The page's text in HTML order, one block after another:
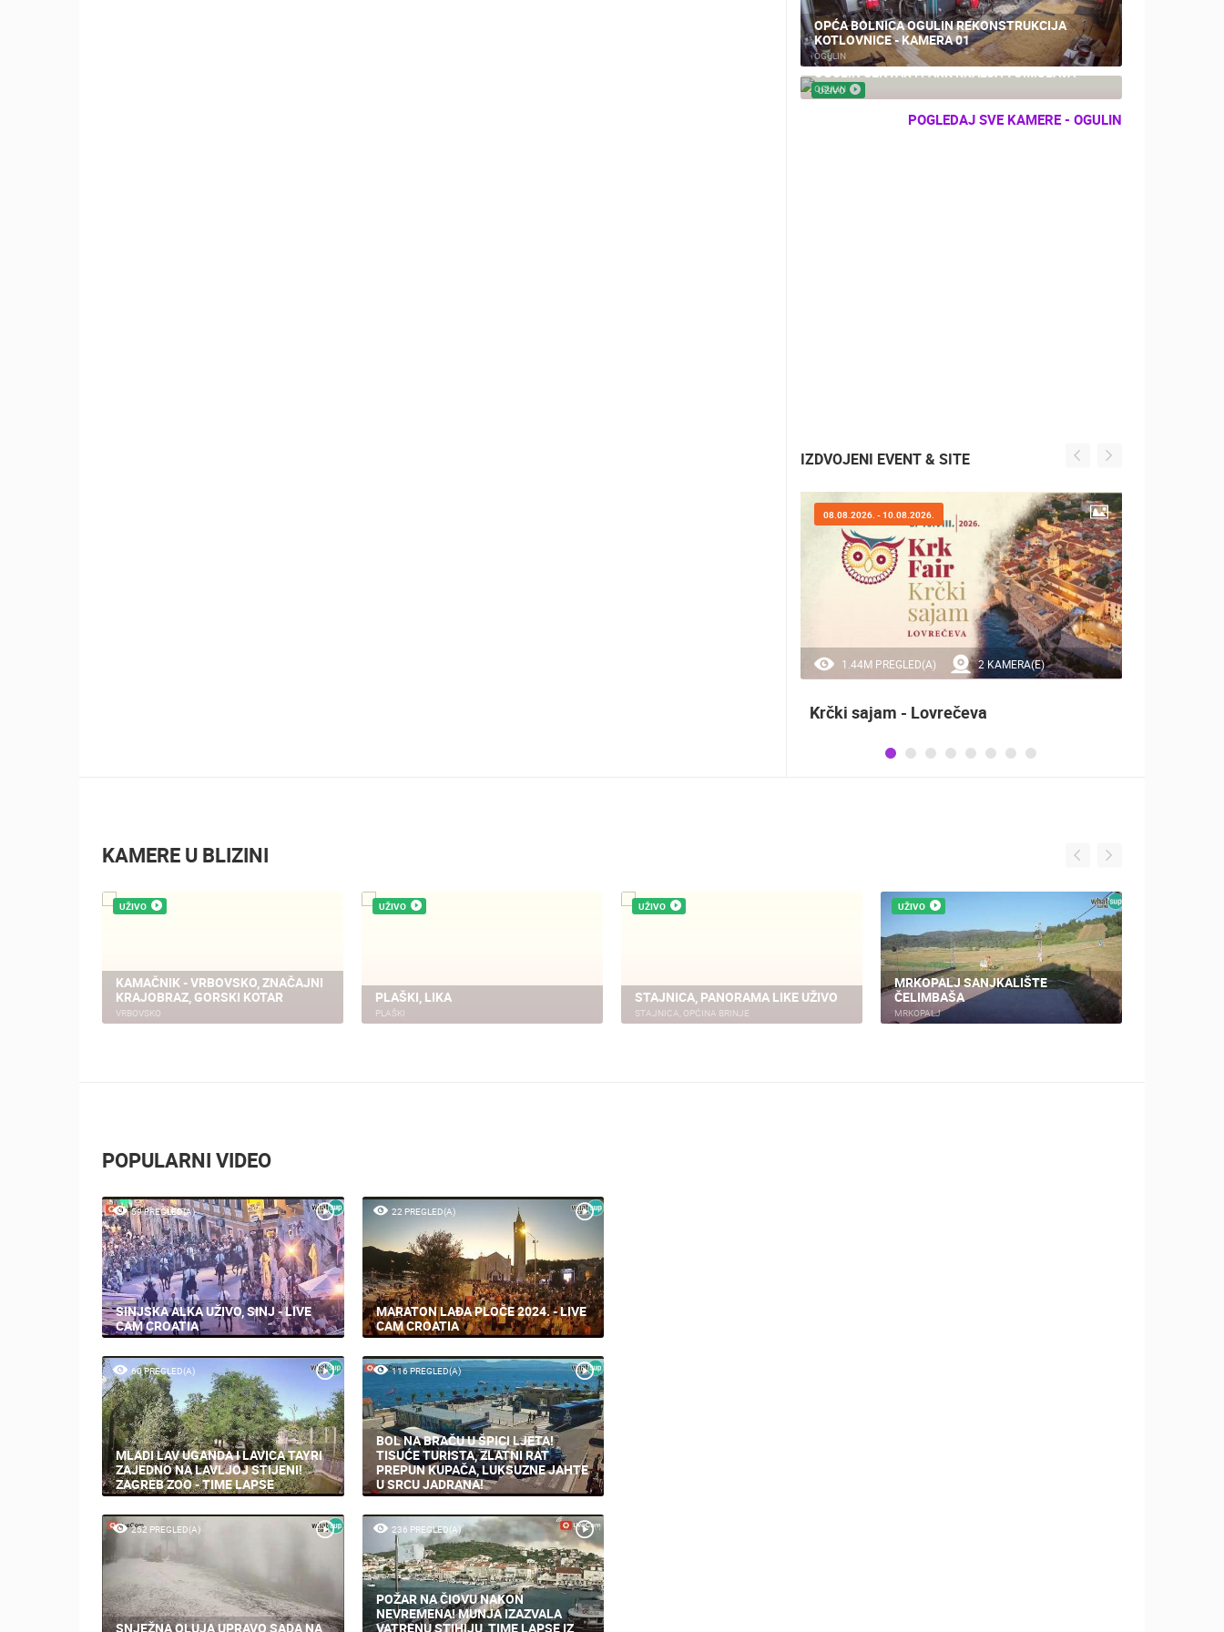
OPĆA BOLNICA OGULIN REKONSTRUKCIJA
KOTLOVNICE - KAMERA 01
OGULIN
UŽIVO
OGULIN CENTAR I PARK KRALJA TOMISLAVA
OGULIN
POGLEDAJ SVE KAMERE - OGULIN
IZDVOJENI EVENT & SITE
1.44M PREGLED(A) 2 KAMERA(E)
08.08.2026. - 10.08.2026.
Krčki sajam - Lovrečeva
KAMERE U BLIZINI
MRKOPALJ SANJKALIŠTE
MRKOPALJ SKIJALIŠTE ČELIMBAŠA MRKOPALJ, SKI CENTAR BRINJE CENTAR
IZLETIŠTE ZELENI VIR -
PROLAZ
SKRAD
POPULARNI VIDEO
59 PREGLED(A)
SINJSKA ALKA UŽIVO, SINJ - LIVE
CAM CROATIA
22 PREGLED(A)
MARATON LAĐA PLOČE 2024. - LIVE
CAM CROATIA
60 PREGLED(A)
MLADI LAV UGANDA I LAVICA TAYRI
ZAJEDNO NA LAVLJOJ STIJENI!
ZAGREB ZOO - TIME LAPSE
116 PREGLED(A)
BOL NA BRAČU U ŠPICI LJETA!
TISUĆE TURISTA, ZLATNI RAT
PREPUN KUPAČA, LUKSUZNE JAHTE
U SRCU JADRANA!
252 PREGLED(A)
SNJEŽNA OLUJA UPRAVO SADA NA
236 PREGLED(A)
POŽAR NA ČIOVU NAKON
NEVREMENA! MUNJA IZAZVALA
VATRENU STIHIJU, TIME LAPSE IZ